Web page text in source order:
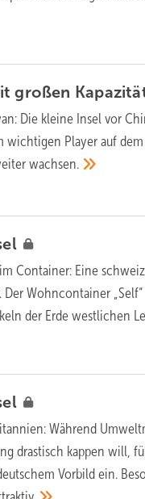
großen
Die kleine Insel vor
wichtigen Player auf
wachsen.
Container: Eine
Der Wohncontainer
der Erde westlichen
Während
drastisch kappen will,
Vorbild ein.